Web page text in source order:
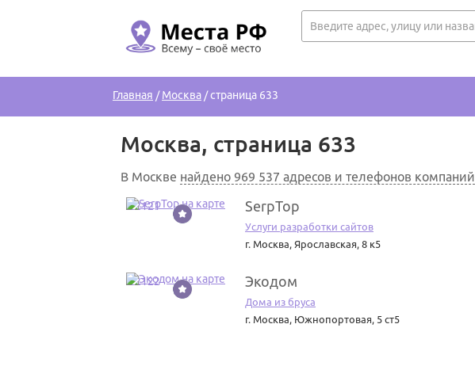
Главная /Москва /страница 633
Москва, страница 633
В Москве найдено 969 537 адресов и телефонов компаний
22121 SerpTop
Услуги разработки сайтов
г. Москва, Ярославская, 8 к5
22122 Экодом
Дома из бруса
г. Москва, Южнопортовая, 5 ст5